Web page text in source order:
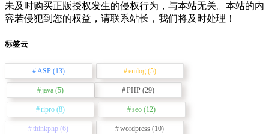
未及时购买正版授权发生的侵权行为，与本站无关。本站的内
容若侵犯到您的权益，请联系站长，我们将及时处理！
标签云
ASP(13) emlog(5)
java(5) PHP(29)
ripro(8) seo (12)
thinkphp (6) wordpress (10)